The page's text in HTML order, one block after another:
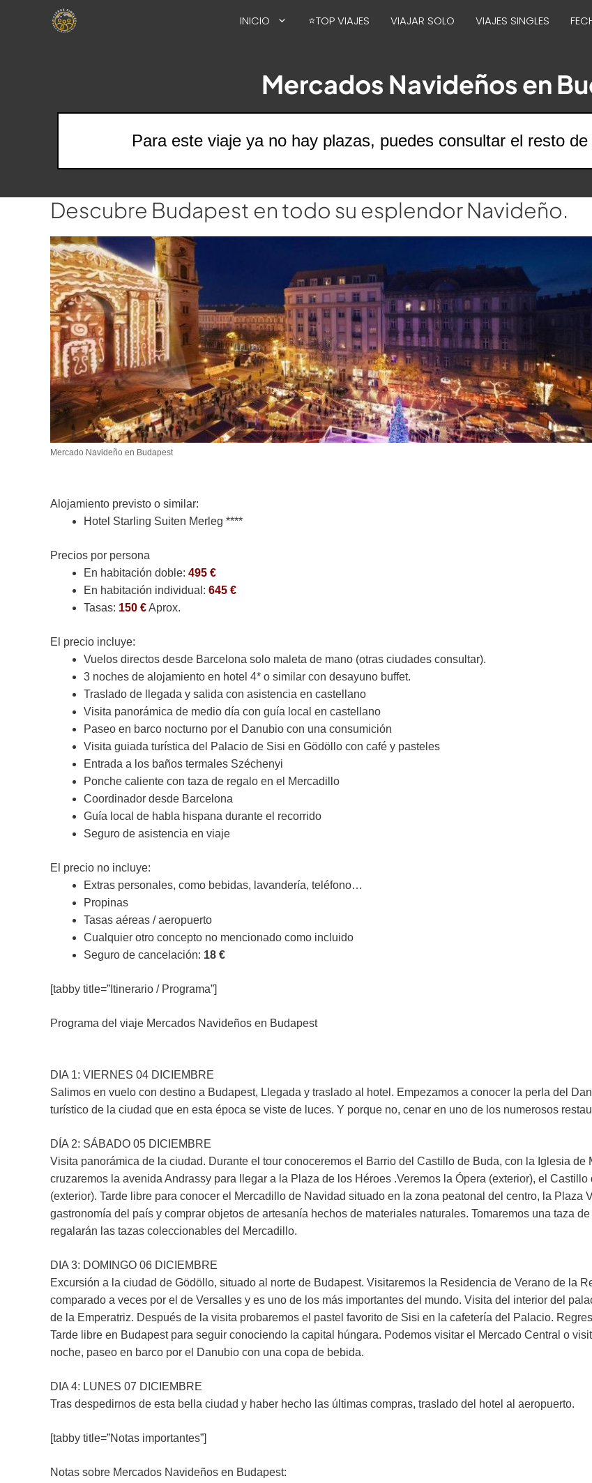
INICIO ⭐TOP VIAJES VIAJAR SOLO VIAJES SINGLES
Mercados Navideños en
Para este viaje ya no hay plazas, puedes consultar el resto de
Descubre Budapest en todo su esplendor Navideño.
Mercado Navideño en Budapest
Alojamiento previsto o similar:
Hotel Starling Suiten Merleg ****
Precios por persona
En habitación doble: 495 €
En habitación individual: 645 €
Tasas: 150 €Aprox.
El precio incluye:
Vuelos directos desde Barcelona solo maleta de mano (otras ciudades consultar).
3 noches de alojamiento en hotel 4* o similar con desayuno buffet.
Traslado de llegada y salida con asistencia en castellano
Visita panorámica de medio día con guía local en castellano
Paseo en barco nocturno por el Danubio con una consumición
Visita guiada turística del Palacio de Sisi en Gödöllo con café y pasteles
Entrada a los baños termales Széchenyi
Ponche caliente con taza de regalo en el Mercadillo
Coordinador desde Barcelona
Guía local de habla hispana durante el recorrido
Seguro de asistencia en viaje
El precio no incluye:
Extras personales, como bebidas, lavandería, teléfono…
Propinas
Tasas aéreas / aeropuerto
Cualquier otro concepto no mencionado como incluido
Seguro de cancelación: 18 €
[tabby title=”Itinerario / Programa”]
Programa del viaje Mercados Navideños en Budapest
DIA 1: VIERNES 04 DICIEMBRE
Salimos en vuelo con destino a Budapest, Llegada y traslado al hotel. Empezamos a conocer la perla del
turístico de la ciudad que en esta época se viste de luces. Y porque no, cenar en uno de los numerosos
DÍA 2: SÁBADO 05 DICIEMBRE
Visita panorámica de la ciudad. Durante el tour conoceremos el Barrio del Castillo de Buda, con la Iglesia
cruzaremos la avenida Andrassy para llegar a la Plaza de los Héroes .Veremos la Ópera (exterior), el
(exterior). Tarde libre para conocer el Mercadillo de Navidad situado en la zona peatonal del centro, la Plaza
gastronomía del país y comprar objetos de artesanía hechos de materiales naturales. Tomaremos una taza
regalarán las tazas coleccionables del Mercadillo.
DIA 3: DOMINGO 06 DICIEMBRE
Excursión a la ciudad de Gödöllo, situado al norte de Budapest. Visitaremos la Residencia de Verano de la
comparado a veces por el de Versalles y es uno de los más importantes del mundo. Visita del interior del
de la Emperatriz. Después de la visita probaremos el pastel favorito de Sisi en la cafetería del Palacio.
Tarde libre en Budapest para seguir conociendo la capital húngara. Podemos visitar el Mercado Central o
noche, paseo en barco por el Danubio con una copa de bebida.
DIA 4: LUNES 07 DICIEMBRE
Tras despedirnos de esta bella ciudad y haber hecho las últimas compras, traslado del hotel al aeropuerto.
[tabby title=”Notas importantes”]
Notas sobre Mercados Navideños en Budapest: